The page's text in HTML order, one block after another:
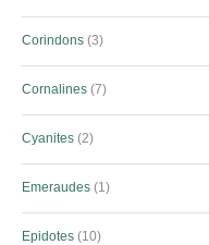
Corindons 3
Cornalines 7
Cyanites 2
Emeraudes 1
Epidotes 10